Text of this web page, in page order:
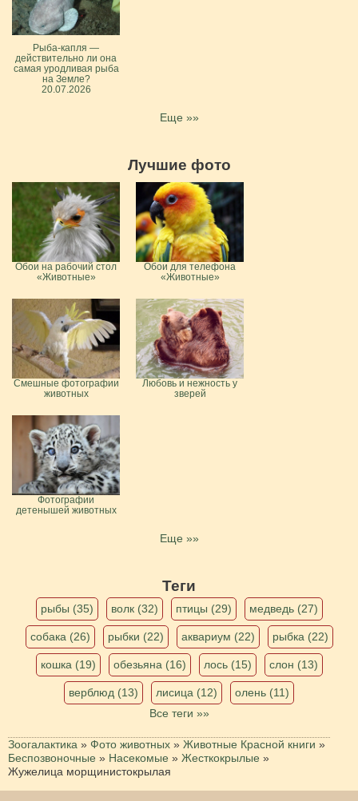
Рыба-капля —
действительно ли она
самая уродливая рыба
на Земле?
20.07.2026
Еще »»
Лучшие фото
Обои на рабочий стол
«Животные»
Обои для телефона
«Животные»
Смешные фотографии
животных
Любовь и нежность у
зверей
Фотографии
детенышей животных
Еще »»
Теги
рыбы (35) волк (32) птицы (29) медведь (27)
собака (26) рыбки (22) аквариум (22) рыбка (22)
кошка (19) обезьяна (16) лось (15) слон (13)
верблюд (13) лисица (12)
олень (11)
Все теги »»
Зоогалактика » Фото животных » Животные Красной книги »
Беспозвоночные » Насекомые » Жесткокрылые »
Жужелица морщинистокрылая